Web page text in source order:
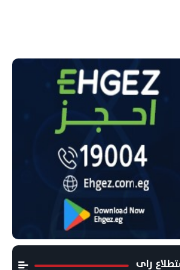
راى